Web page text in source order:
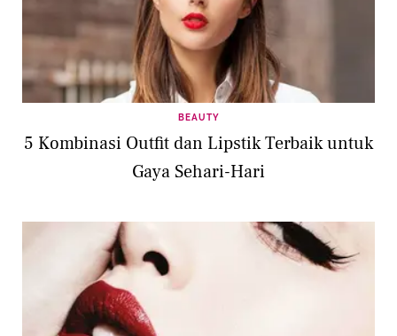
BEAUTY
5 Kombinasi Outfit dan Lipstik Terbaik untuk
Gaya Sehari-Hari